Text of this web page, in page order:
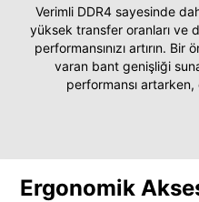
Verimli DDR4 sayesinde
yüksek transfer oranları ve
performansınızı artırın.
varan bant genişliği
performansı
Ergonomik